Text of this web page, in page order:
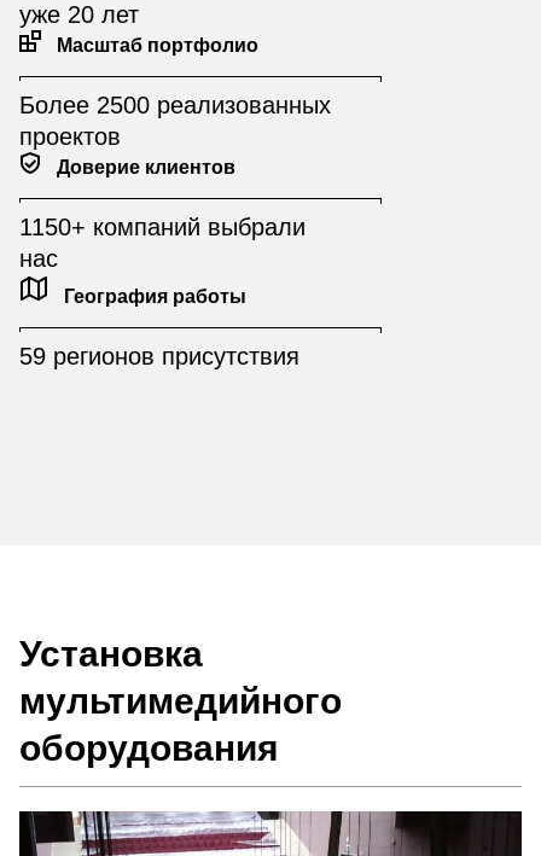
уже 20 лет
Масштаб портфолио
Более 2500 реализованных
проектов
Доверие клиентов
1150+ компаний выбрали
нас
География работы
59 регионов присутствия
Установка
мультимедийного
оборудования